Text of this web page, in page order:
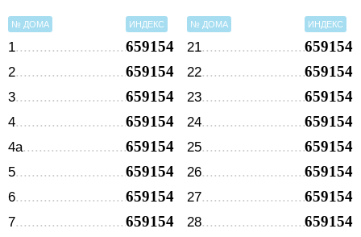
№ ДОМА ИНДЕКС
1 659154
2 659154
3 659154
4 659154
4а 659154
5 659154
6 659154
7 659154
№ ДОМА ИНДЕКС
21 659154
22 659154
23 659154
24 659154
25 659154
26 659154
27 659154
28 659154